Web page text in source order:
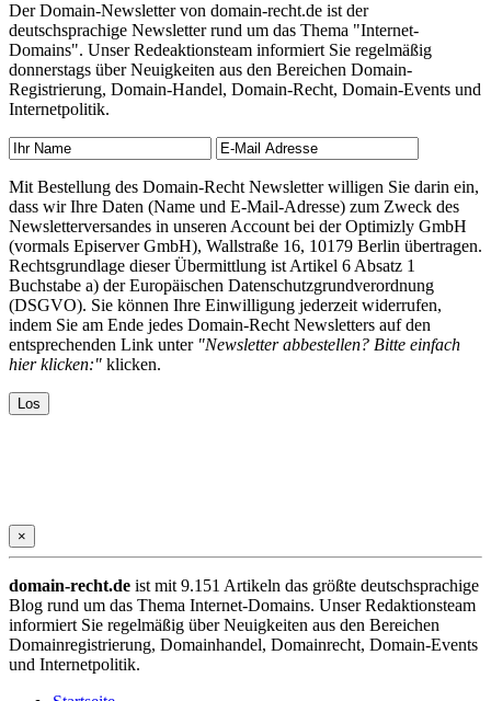
Der Domain-Newsletter von domain-recht.de ist der
deutschsprachige Newsletter rund um das Thema "Internet-
Domains". Unser Redeaktionsteam informiert Sie regelmäßig
donnerstags über Neuigkeiten aus den Bereichen Domain-
Registrierung, Domain-Handel, Domain-Recht, Domain-Events und
Internetpolitik.
Mit Bestellung des Domain-Recht Newsletter willigen Sie darin ein,
dass wir Ihre Daten (Name und E-Mail-Adresse) zum Zweck des
Newsletterversandes in unseren Account bei der Optimizly GmbH
(vormals Episerver GmbH), Wallstraße 16, 10179 Berlin übertragen.
Rechtsgrundlage dieser Übermittlung ist Artikel 6 Absatz 1
Buchstabe a) der Europäischen Datenschutzgrundverordnung
(DSGVO). Sie können Ihre Einwilligung jederzeit widerrufen,
indem Sie am Ende jedes Domain-Recht Newsletters auf den
entsprechenden Link unter "Newsletter abbestellen? Bitte einfach
hier klicken:" klicken.
×
domain-recht.de ist mit 9.151 Artikeln das größte deutschsprachige
Blog rund um das Thema Internet-Domains. Unser Redaktionsteam
informiert Sie regelmäßig über Neuigkeiten aus den Bereichen
Domainregistrierung, Domainhandel, Domainrecht, Domain-Events
und Internetpolitik.